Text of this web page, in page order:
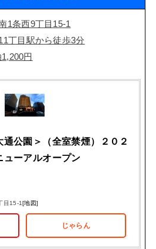
1条西9丁目15-1
丁目駅から徒歩3分
円
公園＞（全室禁煙）２０２
ューアルオープン
目15-1[地図]
じゃらん